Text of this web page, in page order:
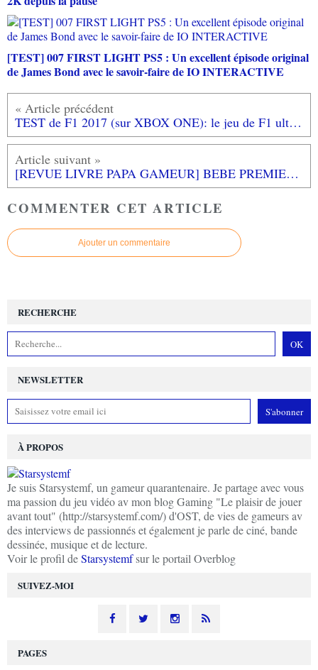
[TEST] 007 FIRST LIGHT PS5 : Un excellent épisode original
de James Bond avec le savoir-faire de IO INTERACTIVE
TEST de F1 2017 (sur XBOX ONE): le jeu de F1 ultime?
[REVUE LIVRE PAPA GAMEUR] BEBE PREMIER MODE D'EMPLOI d'Arnault Pfersdorff aux éditions HACHETTE PRATIQUE
COMMENTER CET ARTICLE
Ajouter un commentaire
NEWSLETTER
SUIVEZ-MOI
RECHERCHE
À PROPOS
Je suis Starsystemf, un gameur quarantenaire. Je partage avec vous
ma passion du jeu vidéo av mon blog Gaming "Le plaisir de jouer
avant tout" (http://starsystemf.com/) d'OST, de vies de gameurs av
des interviews de passionnés et également je parle de ciné, bande
dessinée, musique et de lecture.
Voir le profil deStarsystemfsur le portail Overblog
PAGES